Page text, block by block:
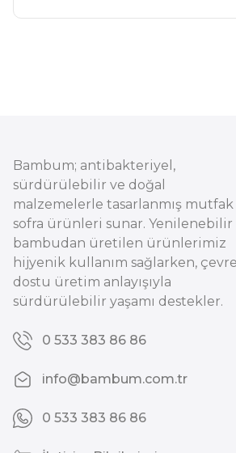
Bambum; antibakteriyel,
sürdürülebilir ve doğal
malzemelerle tasarlanmış mutfak
sofra ürünleri sunar. Yenilenebilir
bambudan üretilen ürünlerimiz
hijyenik kullanım sağlarken, çevre
dostu üretim anlayışıyla
sürdürülebilir yaşamı destekler.
0 533 383 86 86
info@bambum.com.tr
0 533 383 86 86